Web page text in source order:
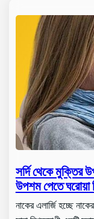
সর্দি থেকে মুক্তির
উপশম পেতে ঘরোয়া
নাকের এলার্জি হচ্ছে